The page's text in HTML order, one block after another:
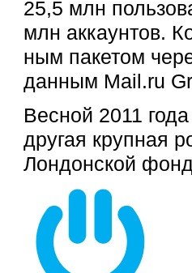
25,5 млн
млн аккаунтов.
ным пакетом
данным Mail.ru
Весной 2011
другая крупная
Лондонской